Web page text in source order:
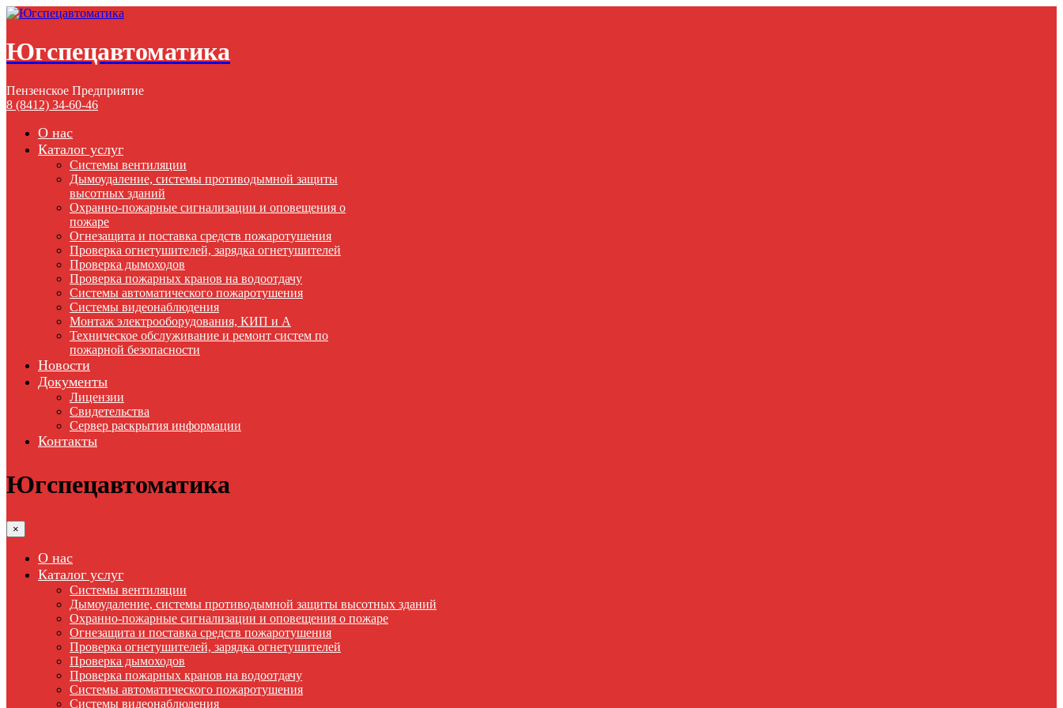
Югспецавтоматика
Пензенское Предприятие
8 (8412) 34-60-46
О нас
Каталог услуг
Системы вентиляции
Дымоудаление, cистемы противодымной защиты
высотных зданий
Охранно-пожарные сигнализации и оповещения о
пожаре
Огнезащита и поставка средств пожаротушения
Проверка огнетушителей, зарядка огнетушителей
Проверка дымоходов
Проверка пожарных кранов на водоотдачу
Системы автоматического пожаротушения
Системы видеонаблюдения
Монтаж электрооборудования, КИП и А
Техническое обслуживание и ремонт систем по
пожарной безопасности
Новости
Документы
Лицензии
Свидетельства
Сервер раскрытия информации
Контакты
Югспецавтоматика
×
О нас
Каталог услуг
Системы вентиляции
Дымоудаление, cистемы противодымной защиты высотных зданий
Охранно-пожарные сигнализации и оповещения о пожаре
Огнезащита и поставка средств пожаротушения
Проверка огнетушителей, зарядка огнетушителей
Проверка дымоходов
Проверка пожарных кранов на водоотдачу
Системы автоматического пожаротушения
Системы видеонаблюдения